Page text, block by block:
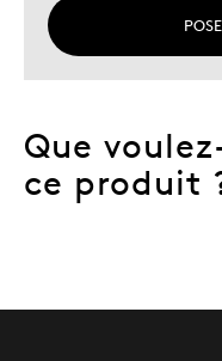
Que
ce produit